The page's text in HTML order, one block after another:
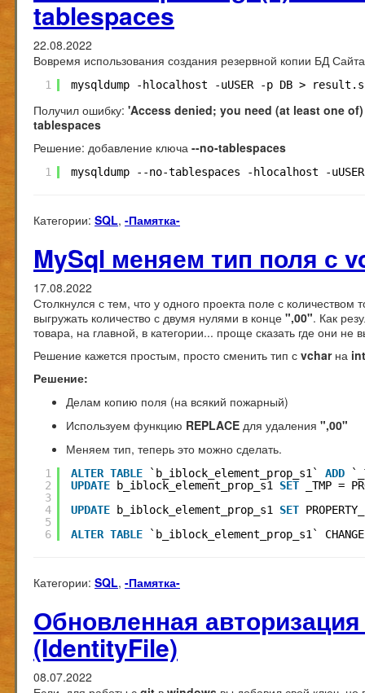
tablespaces
22.08.2022
Вовремя использования создания резервной копии БД
1 mysqldump -hlocalhost -uUSER -p DB >
Получил ошибку: 'Access denied; you need (at least one
tablespaces
Решение: добавление ключа --no-tablespaces
1 mysqldump --no-tablespaces -hlocalhost -
Категории: SQL, -Памятка-
MySql меняем тип поля с
17.08.2022
Столкнулся с тем, что у одного проекта поле с количеством
выгружать количество с двумя нулями в конце ",00". Как
товара, на главной, в категории... проще сказать где они не
Решение кажется простым, просто сменить тип с vcharна int
Решение:
Делам копию поля (на всякий пожарный)
Используем функцию REPLACE для удаления ",00"
Меняем тип, теперь это можно сделать.
1
2
3
4
5
6
ALTER TABLE `b_iblock_element_prop_s1` ADD
UPDATE
b_iblock_element_prop_s1 SET
_TMP =
UPDATE
b_iblock_element_prop_s1 SET
ALTER TABLE `b_iblock_element_prop_s1` CHANGE
Категории: SQL, -Памятка-
Обновленная
(IdentityFile)
08.07.2022